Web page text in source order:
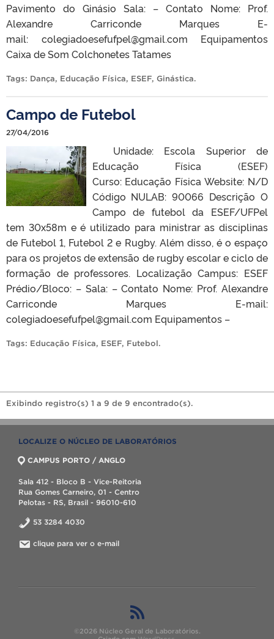
Pavimento do Ginásio Sala: – Contato Nome: Prof.
Alexandre Carriconde Marques E-
mail: colegiadoesefufpel@gmail.com Equipamentos
Caixa de Som Colchonetes Tatames
Tags: Dança, Educação Física, ESEF, Ginástica.
Campo de Futebol
27/04/2016
Unidade: Escola Superior de
Educação Física (ESEF)
Curso: Educação Física Website: N/D
Código NULAB: 90066 Descrição O
Campo de futebol da ESEF/UFPel
tem 30x58m e é utilizado para ministrar as disciplinas
de Futebol 1, Futebol 2 e Rugby. Além disso, é o espaço
para os projetos de extensão de rugby escolar e ciclo de
formação de professores. Localização Campus: ESEF
Prédio/Bloco: – Sala: – Contato Nome: Prof. Alexandre
Carriconde Marques E-mail:
colegiadoesefufpel@gmail.com Equipamentos –
Tags: Educação Física, ESEF, Futebol.
Exibindo registro(s) 1 a 9 de 9 encontrado(s).
LOCALIZE O NÚCLEO DE LABORATÓRIOS
CAMPUS PORTO / ANGLO
Sala 412 - Bloco B - Vice-Reitoria
Rua Gomes Carneiro, 01 - Centro
Pelotas - RS, Brasil - 96010-610
53 3284 4030
clique para ver o e-mail
©2026 Núcleo Geral de Laboratórios.